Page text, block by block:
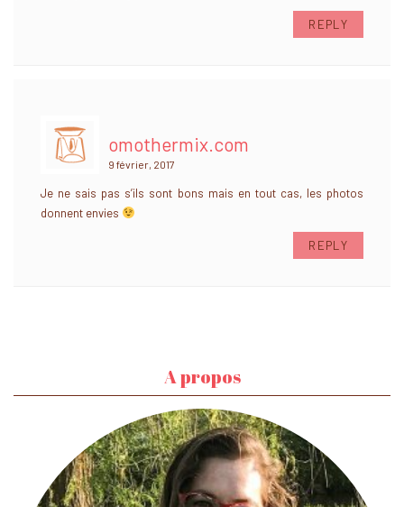
REPLY
omothermix.com
9 février, 2017
Je ne sais pas s’ils sont bons mais en tout cas, les photos
donnent envies
REPLY
A propos